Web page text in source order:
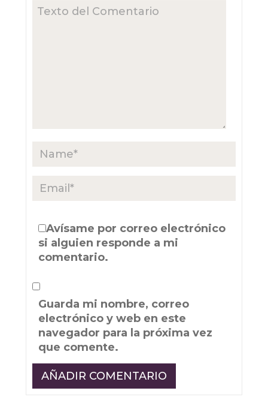
Avísame por correo electrónico
si alguien responde a mi
comentario.
Guarda mi nombre, correo
electrónico y web en este
navegador para la próxima vez
que comente.